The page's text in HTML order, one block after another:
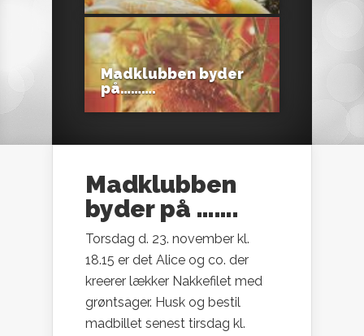
Madklubben byder
på……….
Madklubben
byder på …….
Torsdag d. 23. november kl.
18.15 er det Alice og co. der
kreerer lækker Nakkefilet med
grøntsager. Husk og bestil
madbillet senest tirsdag kl.